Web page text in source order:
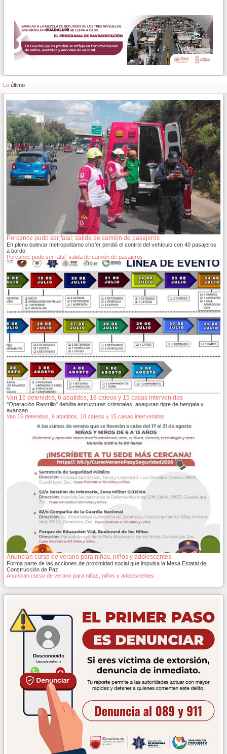
Lo último
Percance pudo ser fatal; salida de camión de pasajeros
En pleno bulevar metropolitamo chofer perdió el control del vehículo con 40 pasajeros
a bordo
Percance pudo ser fatal; salida de camión de pasajeros
Van 16 detenidos, 6 abatidos, 18 cateos y 15 casas intervenidas
"Operación Rastrillo" debilita estructuras criminales; aseguran tigre de bengala y
avanzan…
Van 16 detenidos, 6 abatidos, 18 cateos y 15 casas intervenidas
Anuncian curso de verano para niñas, niños y adolescentes
Forma parte de las acciones de proximidad social que impulsa la Mesa Estatal de
Construcción de Paz
Anuncian curso de verano para niñas, niños y adolescentes